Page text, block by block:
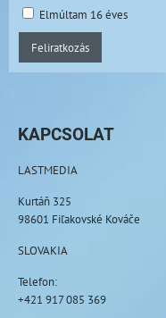
Elmúltam 16 éves
Feliratkozás
KAPCSOLAT
LASTMEDIA
Kurtáň 325
98601 Fiľakovské Kováče
SLOVAKIA
Telefon:
+421 917 085 369